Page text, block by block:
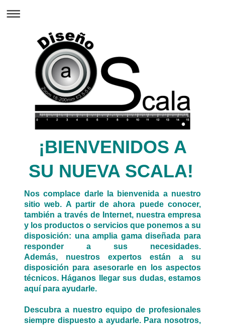
¡BIENVENIDOS A
SU NUEVA SCALA!
Nos complace darle la bienvenida a nuestro
sitio web. A partir de ahora puede conocer,
también a través de Internet, nuestra empresa
y los productos o servicios que ponemos a su
disposición: una amplia gama diseñada para
responder a sus necesidades.
Además, nuestros expertos están a su
disposición para asesorarle en los aspectos
técnicos. Háganos llegar sus dudas, estamos
aquí para ayudarle.
Descubra a nuestro equipo de profesionales
siempre dispuesto a ayudarle. Para nosotros,